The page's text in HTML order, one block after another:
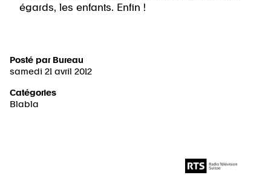
égards, les enfants. Enfin !
Posté par Bureau
samedi 21 avril 2012
Catégories
Blabla